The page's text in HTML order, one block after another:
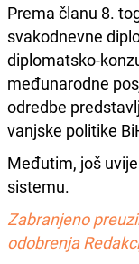
Prema članu 8.
svakodnevne
diplomatsko-
međunarodne
odredbe
vanjske politike
Međutim, još
sistemu.
Zabranjeno
odobrenja